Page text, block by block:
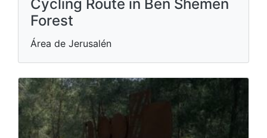
Cycling Route in Ben Shemen
Forest
Área de Jerusalén